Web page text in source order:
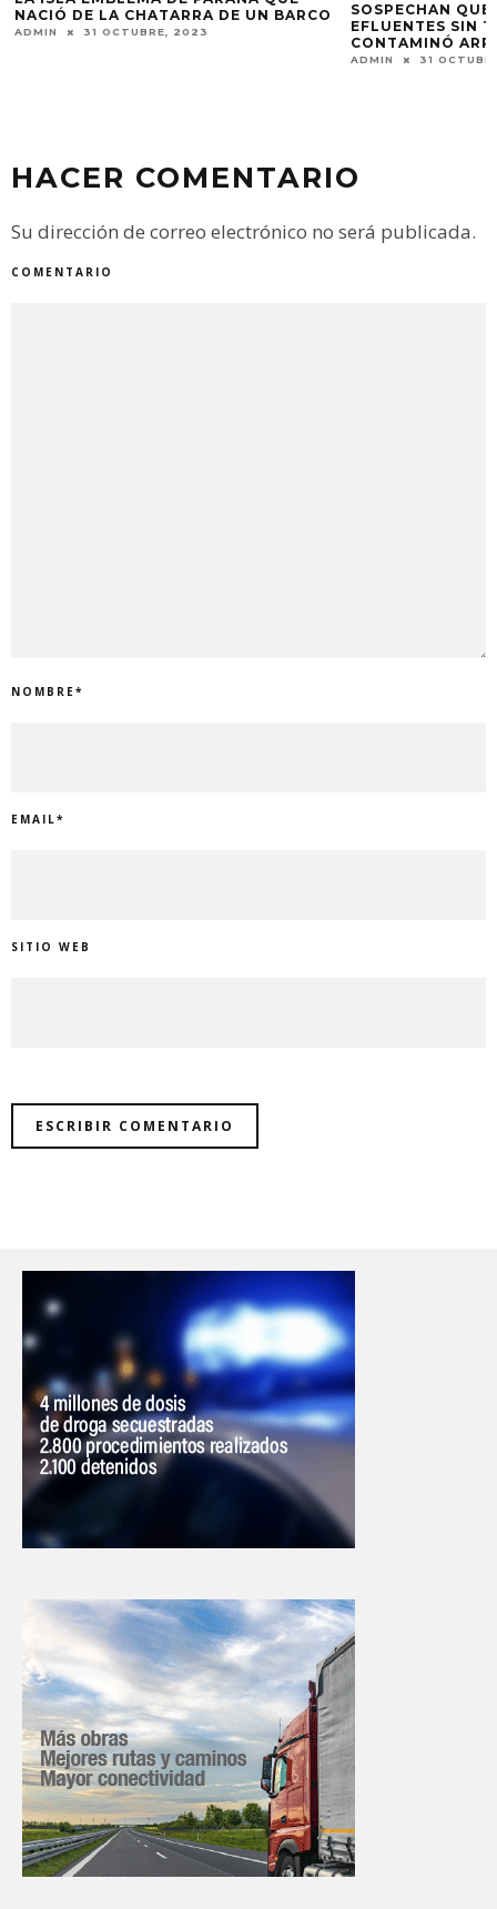
SOSPECHAN QUE LA FUGA DE
EFLUENTES SIN TRATAR EN CRESPO
CONTAMINÓ ARROYO EL ESPINILLO
PRODUCEN
FEDERAL
HACER COMENTARIO
Su dirección de correo electrónico no será publicada.
COMENTARIO
NOMBRE*
EMAIL*
SITIO WEB